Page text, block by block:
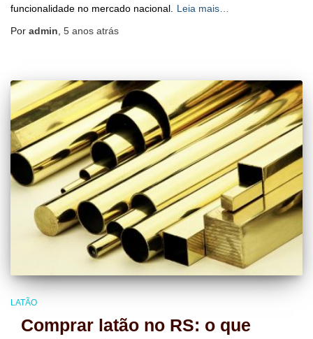
funcionalidade no mercado nacional. Leia mais…
Por admin, 5 anos atrás
LATÃO
Comprar latão no RS: o que